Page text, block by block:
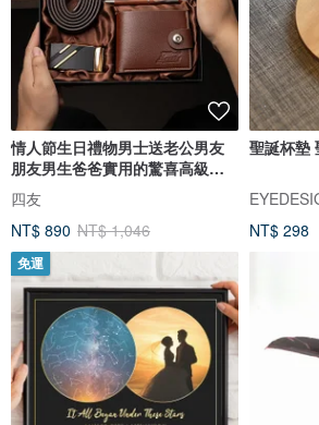
情人節生日禮物男士送老公男友
朋友男生爸爸實用的驚喜高級感
新年
四友
NT$ 890 NT$ 1,046
聖誕杯墊
NT$ 298
免運